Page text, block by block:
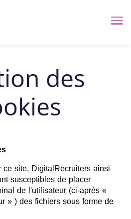
des
ce site, DigitalRecruiters ainsi
susceptibles de placer
de l'utilisateur (ci-après «
» ) des fichiers sous forme de